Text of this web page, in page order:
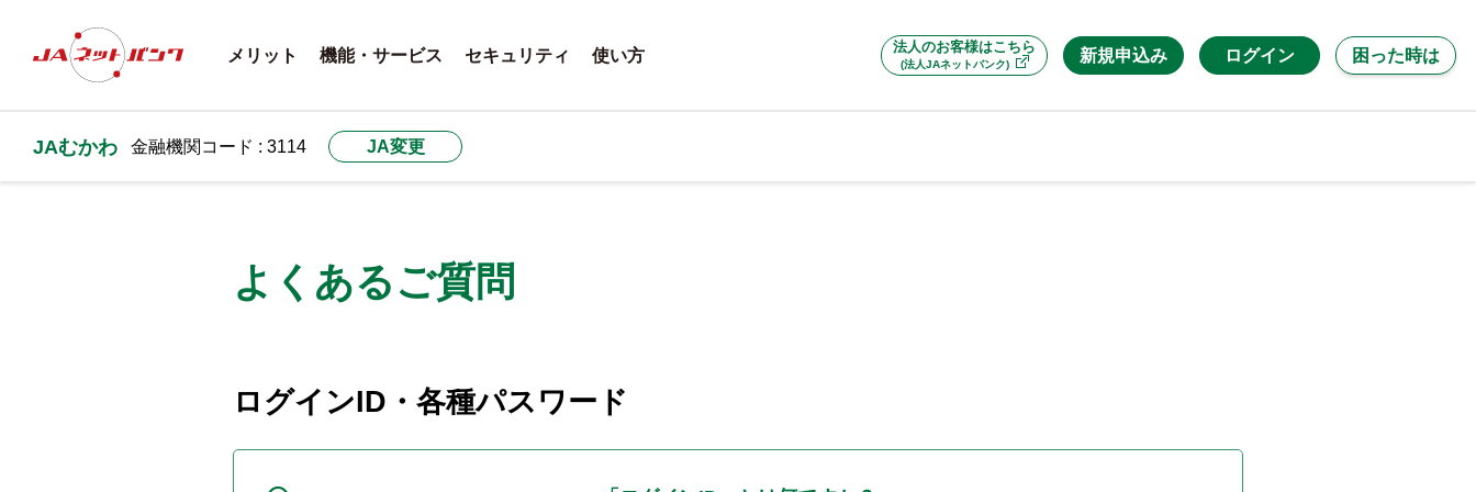
法人のお客様はこちら
(法人JAネットバンク) 新規申込み
メリット 機能・サービス セキュリティ 使い方 ログイン 困った時は
JAむかわ 金融機関コード : 3114 JA変更
よくあるご質問
ログインID・各種パスワード